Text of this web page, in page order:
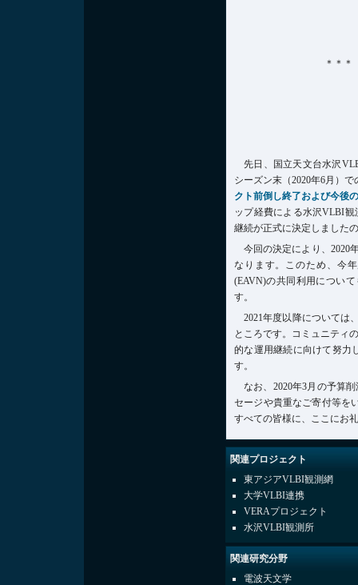
＊＊
先日、国立天文台水沢
シーズン末（2020年6月）
クト前倒し終了および今後
ップ経費による水沢VLBI
継続が正式に決定しました
今回の決定により、2020
なります。このため、今
(EAVN)の共同利用につい
す。
2021年度以降については
ところです。コミュニティ
的な運用継続に向けて努力
す。
なお、2020年3月の予算
セージや貴重なご寄付等を
すべての皆様に、ここにお
関連プロジェクト
東アジアVLBI観測網
大学VLBI連携
VERAプロジェクト
水沢VLBI観測所
関連研究分野
電波天文学